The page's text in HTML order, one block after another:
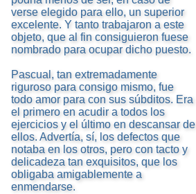
verse elegido para ello, un superior
excelente. Y tanto trabajaron a este
objeto, que al fin consiguieron fuese
nombrado para ocupar dicho puesto.
Pascual, tan extremadamente
riguroso para consigo mismo, fue
todo amor para con sus súbditos. Era
el primero en acudir a todos los
ejercicios y el último en descansar de
ellos. Advertía, sí, los defectos que
notaba en los otros, pero con tacto y
delicadeza tan exquisitos, que los
obligaba amigablemente a
enmendarse.